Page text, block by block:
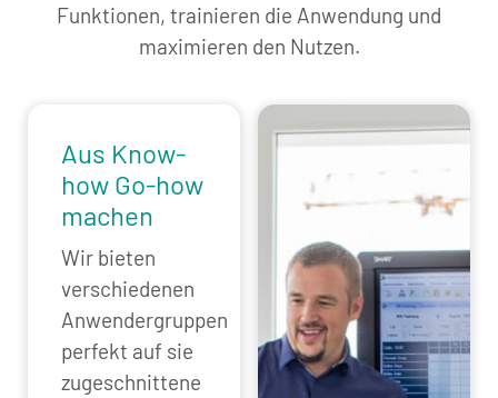
Funktionen, trainieren die Anwendung und
maximieren den Nutzen.
Aus Know-
how Go-how
machen
Wir bieten
verschiedenen
Anwendergruppen
perfekt auf sie
zugeschnittene